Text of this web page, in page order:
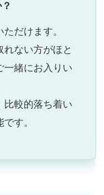
だけます。
れない方がほと
一緒にお入りい
比較的落ち着い
す。